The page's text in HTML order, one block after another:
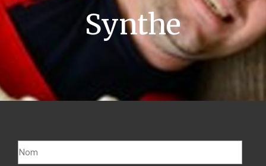
Synthe